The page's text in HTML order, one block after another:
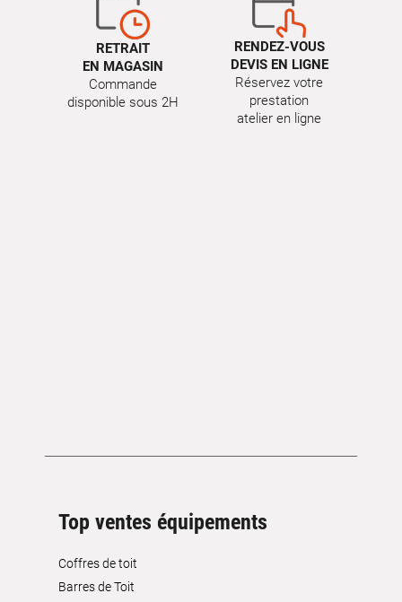
RETRAIT
EN MAGASIN
Commande
disponible sous 2H
RENDEZ-VOUS
DEVIS EN LIGNE
Réservez votre
prestation
atelier en ligne
Top ventes équipements
Coffres de toit
Barres de Toit